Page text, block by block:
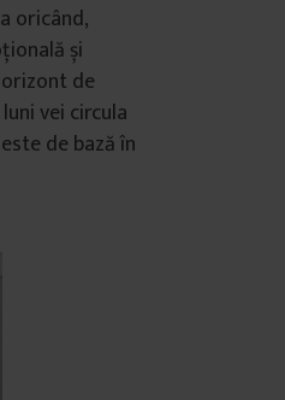
oricând,
și
de
vei circula
de bază în